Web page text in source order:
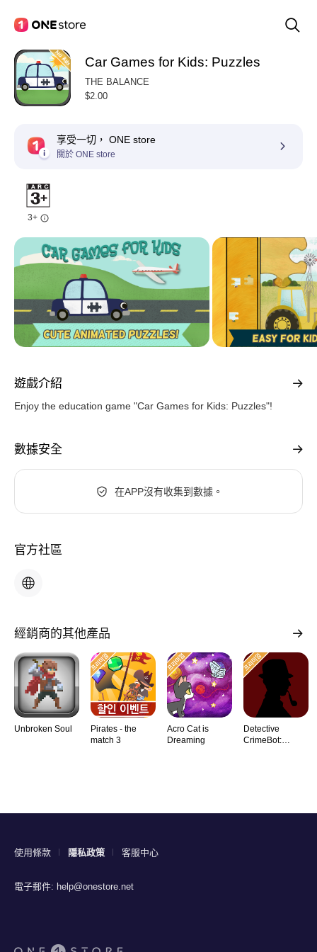
Car Games for Kids: Puzzles
THE BALANCE
$2.00
享受一切， ONE store
關於 ONE store
3+
遊戲介紹
Enjoy the education game "Car Games for Kids: Puzzles"!
數據安全
在APP沒有收集到數據。
官方社區
經銷商的其他產品
Unbroken Soul
Pirates - the
match 3
Acro Cat is
Dreaming
Detective
CrimeBot:
使用條款 隱私政策 客服中心
電子郵件: help@onestore.net